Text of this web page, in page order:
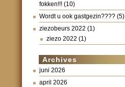
fokken!!! (10)
Wordt u ook gastgezin???? (5)
ziezobeurs 2022 (1)
ziezo 2022 (1)
Archives
juni 2026
april 2026